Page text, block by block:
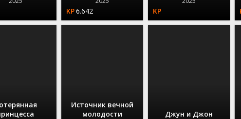
6.642
Источник вечной
молодости
Джун и Джон